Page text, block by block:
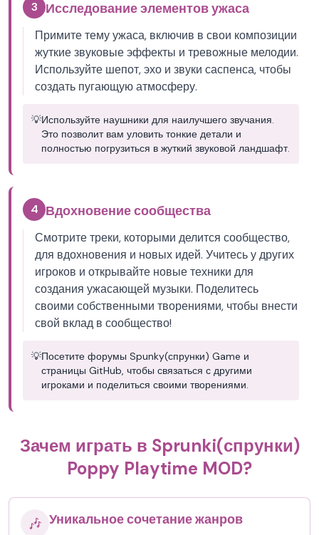
3 Исследование элементов ужаса
Примите тему ужаса, включив в свои композиции
жуткие звуковые эффекты и тревожные мелодии.
Используйте шепот, эхо и звуки саспенса, чтобы
создать пугающую атмосферу.
💡Используйте наушники для наилучшего звучания.
Это позволит вам уловить тонкие детали и
полностью погрузиться в жуткий звуковой ландшафт.
4 Вдохновение сообщества
Смотрите треки, которыми делится сообщество,
для вдохновения и новых идей. Учитесь у других
игроков и открывайте новые техники для
создания ужасающей музыки. Поделитесь
своими собственными творениями, чтобы внести
свой вклад в сообщество!
💡Посетите форумы Spunky(спрунки) Game и
страницы GitHub, чтобы связаться с другими
игроками и поделиться своими творениями.
Зачем играть в Sprunki(спрунки)
Poppy Playtime MOD?
🎶 Уникальное сочетание жанров